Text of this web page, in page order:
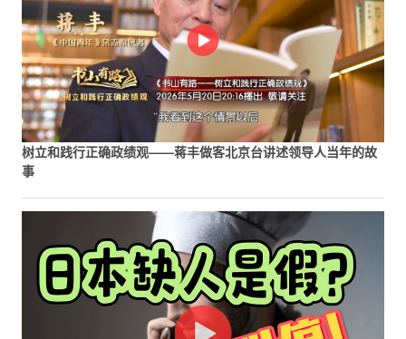
树立和践行正确政绩观——蒋丰做客北京台讲述领导人当年的故
事